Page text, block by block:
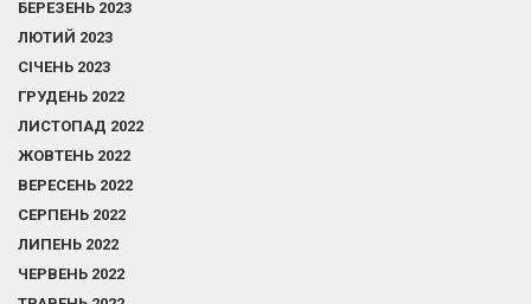
БЕРЕЗЕНЬ 2023
ЛЮТИЙ 2023
СІЧЕНЬ 2023
ГРУДЕНЬ 2022
ЛИСТОПАД 2022
ЖОВТЕНЬ 2022
ВЕРЕСЕНЬ 2022
СЕРПЕНЬ 2022
ЛИПЕНЬ 2022
ЧЕРВЕНЬ 2022